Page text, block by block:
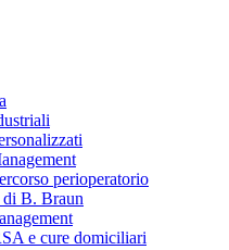
perioperatorio
B. Braun
e cure domiciliari